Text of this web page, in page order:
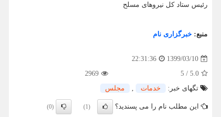
رئیس ستاد کل نیروهای مسلح
منبع: خبرگزاری نام
1399/03/10
22:31:36
5.0
/
5
2969
تگهای خبر:
خدمات , مجلس
این مطلب نام را می پسندید؟ (1)
(0)